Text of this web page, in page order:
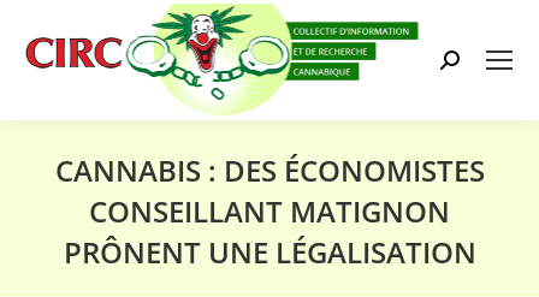
Search:
CANNABIS : DES ÉCONOMISTES
CONSEILLANT MATIGNON
PRÔNENT UNE LÉGALISATION